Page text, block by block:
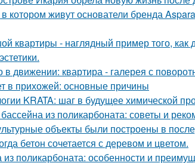
котором живут основатели бренда
квартиры - наглядный пример того,
в движении: квартира - галерея с
в прихожей: основные причины
KRATA: шаг в будущее химической
из поликарбоната: советы и
объекты были построены в
бетон сочетается с деревом и цветом.
поликарбоната: особенности и